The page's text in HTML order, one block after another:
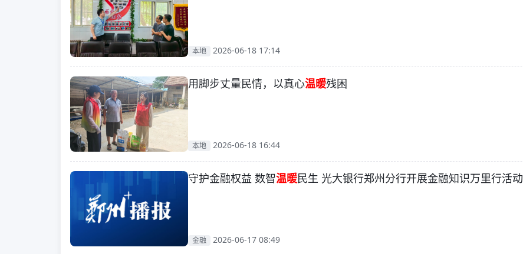
本地 2026-06-18 17:14
用脚步丈量民情，以真心温暖残困
本地 2026-06-18 16:44
守护金融权益 数智温暖民生 光大银行郑州分行开展金融知识万里行活动
金融 2026-06-17 08:49